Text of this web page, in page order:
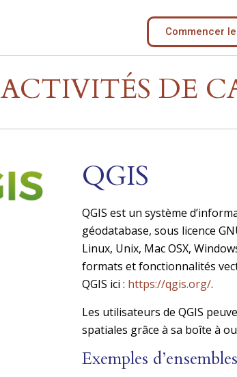
Commencer
ACTIVITÉS DE
QGIS
QGIS est un système
géodatabase, sous licence
Linux, Unix, Mac OSX,
formats et fonctionnalités
QGIS ici : https://qgis.org/.
Les utilisateurs de QGIS
spatiales grâce à sa boîte à
Exemples